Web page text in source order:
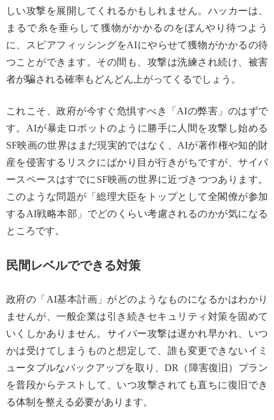
しい攻撃を展開してくれるかもしれません。ハッカーは、
まるで糸を垂らして獲物がかかるのをぼんやり待つよう
に、スピアフィッシングをAIにやらせて獲物がかかるの待
つことができます。その間も、攻撃は洗練され続け、被害
者が騙される確率もどんどん上がってくるでしょう。
これこそ、政府が今すぐ危惧すべき「AIの弊害」のはずで
す。AIが暴走ロボットのように勝手に人間を攻撃し始める
SF映画の世界はまだ現実的ではなく、AIが著作権や知的財
産を侵害するリスクにばかり目が行きがちですが、サイバ
ースペースはすでにSF映画の世界に近づきつつあります。
このような問題が「総理大臣をトップとして全閣僚が参加
するAI戦略本部」でどのくらい考慮されるのかが気になる
ところです。
民間レベルでできる対策
政府の「AI基本計画」がどのようなものになるかはわかり
ませんが、一般企業は引き続きセキュリティ対策を固めて
いくしかありません。サイバー攻撃は遅かれ早かれ、いつ
かは受けてしまうものと想定して、誰も変更できないイミ
ュータブルなバックアップを取り、DR（障害復旧）プラン
を普段からテストして、いつ攻撃されても直ちに復旧でき
る体制を整える必要があります。